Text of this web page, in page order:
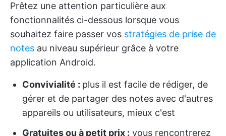
Prêtez une attention particulière aux
fonctionnalités ci-dessous lorsque vous
souhaitez faire passer vos stratégies de prise de
notes au niveau supérieur grâce à votre
application Android.
Convivialité : plus il est facile de rédiger, de
gérer et de partager des notes avec d'autres
appareils ou utilisateurs, mieux c'est
Gratuites ou à petit prix : vous rencontrerez